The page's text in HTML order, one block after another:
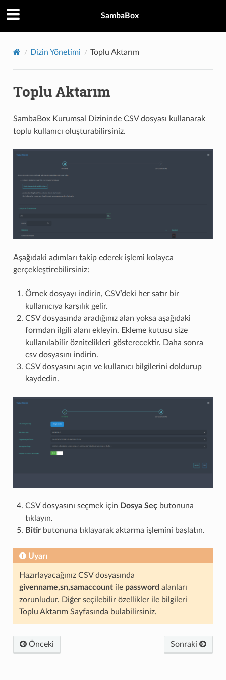
SambaBox
Dizin Yönetimi Toplu Aktarım
Toplu Aktarım
SambaBox Kurumsal Dizininde CSV dosyası kullanarak
toplu kullanıcı oluşturabilirsiniz.
Aşağıdaki adımları takip ederek işlemi kolayca
gerçekleştirebilirsiniz:
Örnek dosyayı indirin, CSV’deki her satır bir
kullanıcıya karşılık gelir.
CSV dosyasında aradığınız alan yoksa aşağıdaki
formdan ilgili alanı ekleyin. Ekleme kutusu size
kullanılabilir öznitelikleri gösterecektir. Daha sonra
csv dosyasını indirin.
CSV dosyasını açın ve kullanıcı bilgilerini doldurup
kaydedin.
CSV dosyasını seçmek için Dosya Seçbutonuna
tıklayın.
Bitirbutonuna tıklayarak aktarma işlemini başlatın.
Uyarı
Hazırlayacağınız CSV dosyasında
givenname,sn,samaccountile password alanları
zorunludur. Diğer seçilebilir özellikler ile bilgileri
Toplu Aktarım Sayfasında bulabilirsiniz.
Sonraki
Önceki